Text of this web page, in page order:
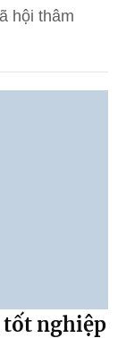
hội thâm
tốt nghiệp